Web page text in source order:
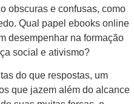
obscuras e confusas, como
Qual papel ebooks online
desempenhar na formação
social e ativismo?
do que respostas, um
que jazem além do alcance